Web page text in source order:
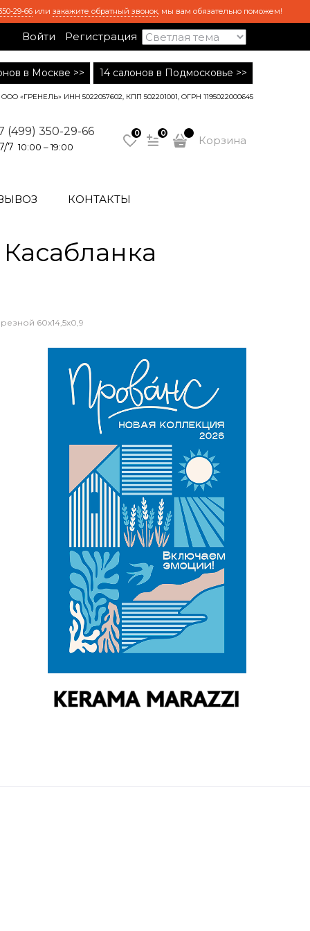
29-66 или закажите обратный звонок, мы вам обязательно поможем!
Войти Регистрация
в Москве >> 14 салонов в Подмосковье >>
ООО «ГРЕНЕЛЬ» ИНН 5022057602, КПП 502201001, ОГРН 1195022000645
(499) 350-29-66
7 10:00 – 19:00
0 0
Корзина
КОНТАКТЫ
60x14,5x0,9